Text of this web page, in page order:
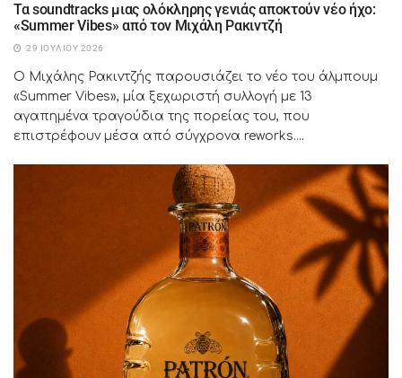
Τα soundtracks μιας ολόκληρης γενιάς αποκτούν νέο ήχο:
«Summer Vibes» από τον Μιχάλη Ρακιντζή
29 ΙΟΥΛΊΟΥ 2026
Ο Μιχάλης Ρακιντζής παρουσιάζει το νέο του άλμπουμ
«Summer Vibes», μία ξεχωριστή συλλογή με 13
αγαπημένα τραγούδια της πορείας του, που
επιστρέφουν μέσα από σύγχρονα reworks....